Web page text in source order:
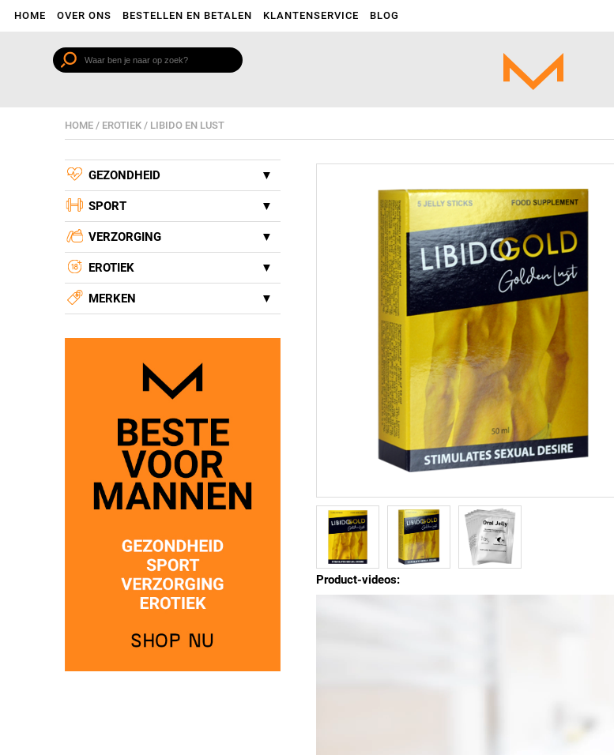
HOME OVER ONS BESTELLEN EN BETALEN KLANTENSERVICE BLOG
HOME / EROTIEK / LIBIDO EN LUST
GEZONDHEID
SPORT
VERZORGING
EROTIEK
MERKEN
Product-videos: